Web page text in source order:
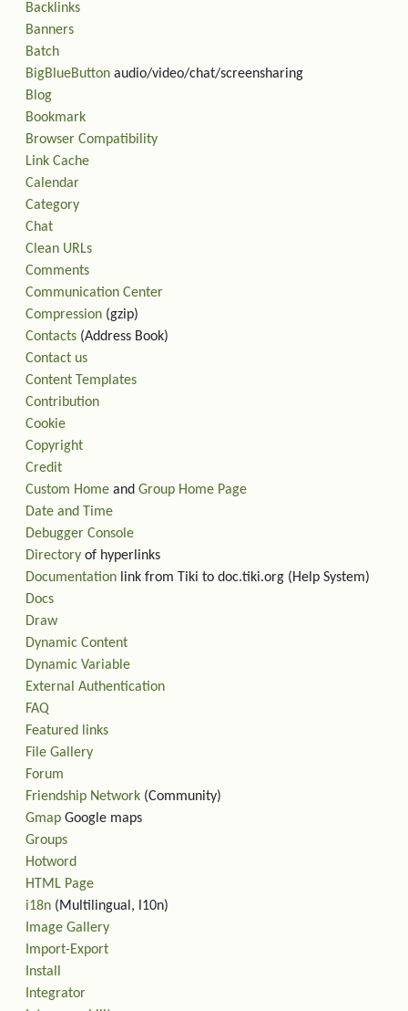
Backlinks
Banners
Batch
BigBlueButton audio/video/chat/screensharing
Blog
Bookmark
Browser Compatibility
Link Cache
Calendar
Category
Chat
Clean URLs
Comments
Communication Center
Compression (gzip)
Contacts (Address Book)
Contact us
Content Templates
Contribution
Cookie
Copyright
Credit
Custom Home and Group Home Page
Date and Time
Debugger Console
Directory of hyperlinks
Documentation link from Tiki to doc.tiki.org (Help System)
Docs
Draw
Dynamic Content
Dynamic Variable
External Authentication
FAQ
Featured links
File Gallery
Forum
Friendship Network (Community)
Gmap Google maps
Groups
Hotword
HTML Page
i18n (Multilingual, l10n)
Image Gallery
Import-Export
Install
Integrator